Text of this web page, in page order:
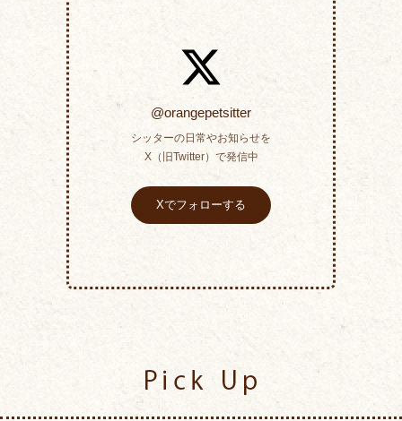
@orangepetsitter
シッターの日常やお知らせを
X（旧Twitter）で発信中
Xでフォローする